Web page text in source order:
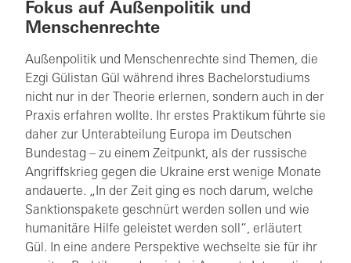
Fokus auf Außenpolitik und
Menschenrechte
Außenpolitik und Menschenrechte sind Themen, die
Ezgi Gülistan Gül während ihres Bachelorstudiums
nicht nur in der Theorie erlernen, sondern auch in der
Praxis erfahren wollte. Ihr erstes Praktikum führte sie
daher zur Unterabteilung Europa im Deutschen
Bundestag – zu einem Zeitpunkt, als der russische
Angriffskrieg gegen die Ukraine erst wenige Monate
andauerte. „In der Zeit ging es noch darum, welche
Sanktionspakete geschnürt werden sollen und wie
humanitäre Hilfe geleistet werden soll“, erläutert
Gül. In eine andere Perspektive wechselte sie für ihr